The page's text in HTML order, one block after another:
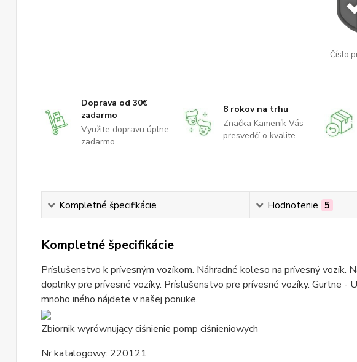
Číslo
Doprava od 30€
zadarmo
Využite dopravu úplne
zadarmo
8 rokov na trhu
Značka Kameník Vás
presvedčí o kvalite
Kompletné špecifikácie Hodnotenie 5
Kompletné špecifikácie
Príslušenstvo k prívesným vozíkom. Náhradné koleso na prívesný vozík.
doplnky pre prívesné vozíky. Príslušenstvo pre prívesné vozíky. Gurtne -
mnoho iného nájdete v našej ponuke.
Zbiornik wyrównujący ciśnienie pomp ciśnieniowych
Nr katalogowy: 220121